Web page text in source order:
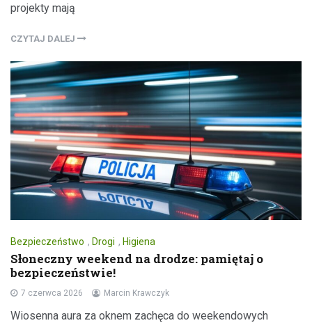
projekty mają
CZYTAJ DALEJ
Bezpieczeństwo , Drogi , Higiena
Słoneczny weekend na drodze: pamiętaj o
bezpieczeństwie!
7 czerwca 2026 Marcin Krawczyk
Wiosenna aura za oknem zachęca do weekendowych